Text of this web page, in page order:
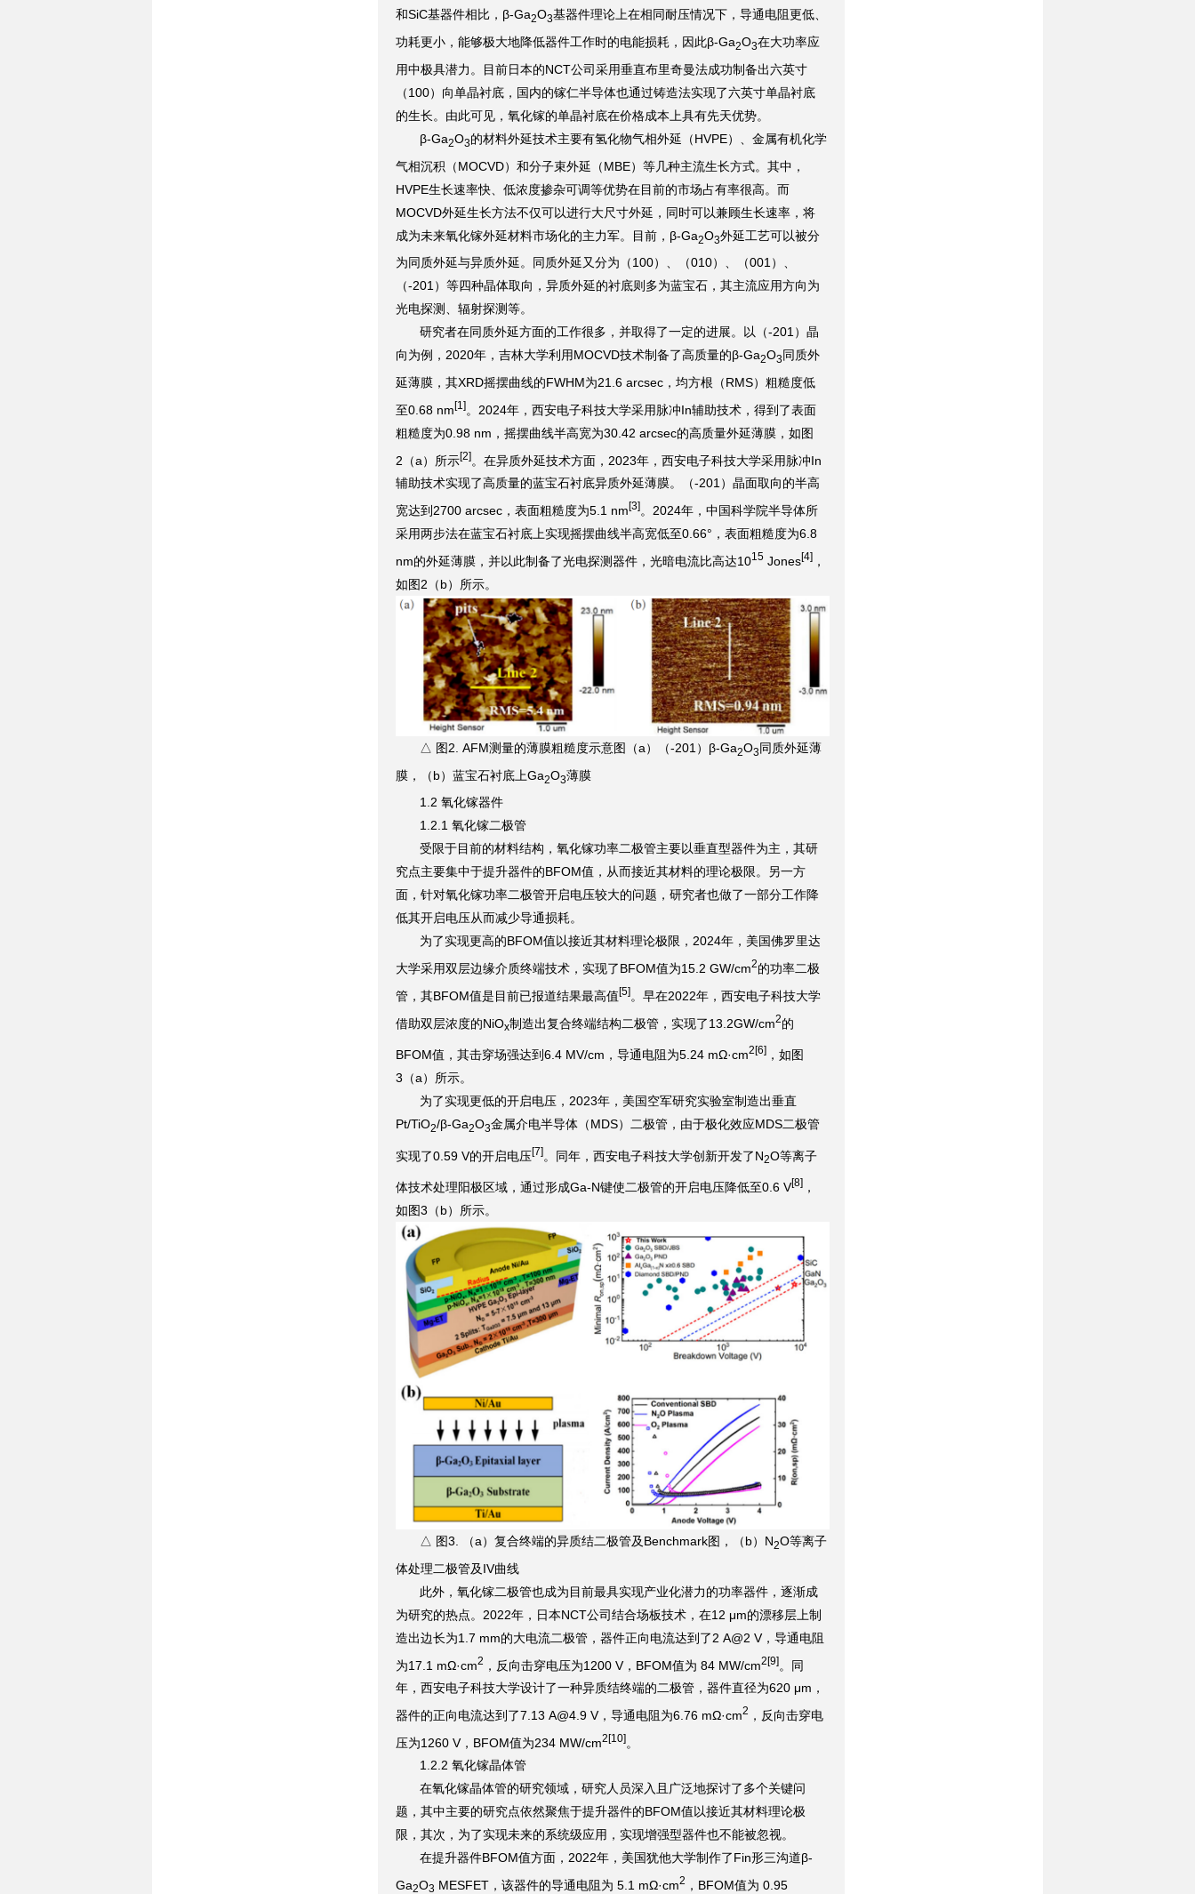
和SiC基器件相比，β-Ga2O3基器件理论上在相同耐压情况下，导通电阻更低、
功耗更小，能够极大地降低器件工作时的电能损耗，因此β-Ga2O3在大功率应
用中极具潜力。目前日本的NCT公司采用垂直布里奇曼法成功制备出六英寸
（100）向单晶衬底，国内的镓仁半导体也通过铸造法实现了六英寸单晶衬底
的生长。由此可见，氧化镓的单晶衬底在价格成本上具有先天优势。
β-Ga2O3的材料外延技术主要有氢化物气相外延（HVPE）、金属有机化学
气相沉积（MOCVD）和分子束外延（MBE）等几种主流生长方式。其中，
HVPE生长速率快、低浓度掺杂可调等优势在目前的市场占有率很高。而
MOCVD外延生长方法不仅可以进行大尺寸外延，同时可以兼顾生长速率，将
成为未来氧化镓外延材料市场化的主力军。目前，β-Ga2O3外延工艺可以被分
为同质外延与异质外延。同质外延又分为（100）、（010）、（001）、
（-201）等四种晶体取向，异质外延的衬底则多为蓝宝石，其主流应用方向为
光电探测、辐射探测等。
研究者在同质外延方面的工作很多，并取得了一定的进展。以（-201）晶
向为例，2020年，吉林大学利用MOCVD技术制备了高质量的β-Ga2O3同质外
延薄膜，其XRD摇摆曲线的FWHM为21.6 arcsec，均方根（RMS）粗糙度低
至0.68 nm [1] 。2024年，西安电子科技大学采用脉冲In辅助技术，得到了表面
粗糙度为0.98 nm，摇摆曲线半高宽为30.42 arcsec的高质量外延薄膜，如图
2（a）所示[2]。在异质外延技术方面，2023年，西安电子科技大学采用脉冲In
辅助技术实现了高质量的蓝宝石衬底异质外延薄膜。（-201）晶面取向的半高
宽达到2700 arcsec，表面粗糙度为5.1 nm [3] 。2024年，中国科学院半导体所
采用两步法在蓝宝石衬底上实现摇摆曲线半高宽低至0.66°，表面粗糙度为6.8
nm的外延薄膜，并以此制备了光电探测器件，光暗电流比高达1015 Jones[4] ，
如图2（b）所示。
△ 图2. AFM测量的薄膜粗糙度示意图（a）（-201）β-Ga2O3同质外延薄
膜，（b）蓝宝石衬底上Ga2O3薄膜
1.2 氧化镓器件
1.2.1 氧化镓二极管
受限于目前的材料结构，氧化镓功率二极管主要以垂直型器件为主，其研
究点主要集中于提升器件的BFOM值，从而接近其材料的理论极限。另一方
面，针对氧化镓功率二极管开启电压较大的问题，研究者也做了一部分工作降
低其开启电压从而减少导通损耗。
为了实现更高的BFOM值以接近其材料理论极限，2024年，美国佛罗里达
大学采用双层边缘介质终端技术，实现了BFOM值为15.2 GW/cm2的功率二极
管，其BFOM值是目前已报道结果最高值[5]。早在2022年，西安电子科技大学
借助双层浓度的NiOx制造出复合终端结构二极管，实现了13.2GW/cm2的
BFOM值，其击穿场强达到6.4 MV/cm，导通电阻为5.24 mΩ·cm2 [6] ，如图
3（a）所示。
为了实现更低的开启电压，2023年，美国空军研究实验室制造出垂直
Pt/TiO2/β-Ga2O3金属介电半导体（MDS）二极管，由于极化效应MDS二极管
实现了0.59 V的开启电压[7]。同年，西安电子科技大学创新开发了N2O等离子
体技术处理阳极区域，通过形成Ga-N键使二极管的开启电压降低至0.6 V[8] ，
如图3（b）所示。
△ 图3. （a）复合终端的异质结二极管及Benchmark图，（b）N2O等离子
体处理二极管及IV曲线
此外，氧化镓二极管也成为目前最具实现产业化潜力的功率器件，逐渐成
为研究的热点。2022年，日本NCT公司结合场板技术，在12 μm的漂移层上制
造出边长为1.7 mm的大电流二极管，器件正向电流达到了2 A@2 V，导通电阻
为17.1 mΩ·cm2 ，反向击穿电压为1200 V，BFOM值为 84 MW/cm2[9]
。同
年，西安电子科技大学设计了一种异质结终端的二极管，器件直径为620 μm，
器件的正向电流达到了7.13 A@4.9 V，导通电阻为6.76 mΩ·cm2 ，反向击穿电
压为1260 V，BFOM值为234 MW/cm2[10]。
1.2.2 氧化镓晶体管
在氧化镓晶体管的研究领域，研究人员深入且广泛地探讨了多个关键问
题，其中主要的研究点依然聚焦于提升器件的BFOM值以接近其材料理论极
限，其次，为了实现未来的系统级应用，实现增强型器件也不能被忽视。
在提升器件BFOM值方面，2022年，美国犹他大学制作了Fin形三沟道β-
Ga2O3 MESFET，该器件的导通电阻为 5.1 mΩ·cm2 ，BFOM值为 0.95